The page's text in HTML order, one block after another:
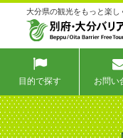
大分県の観光をもっと楽し
目的で探す お問い